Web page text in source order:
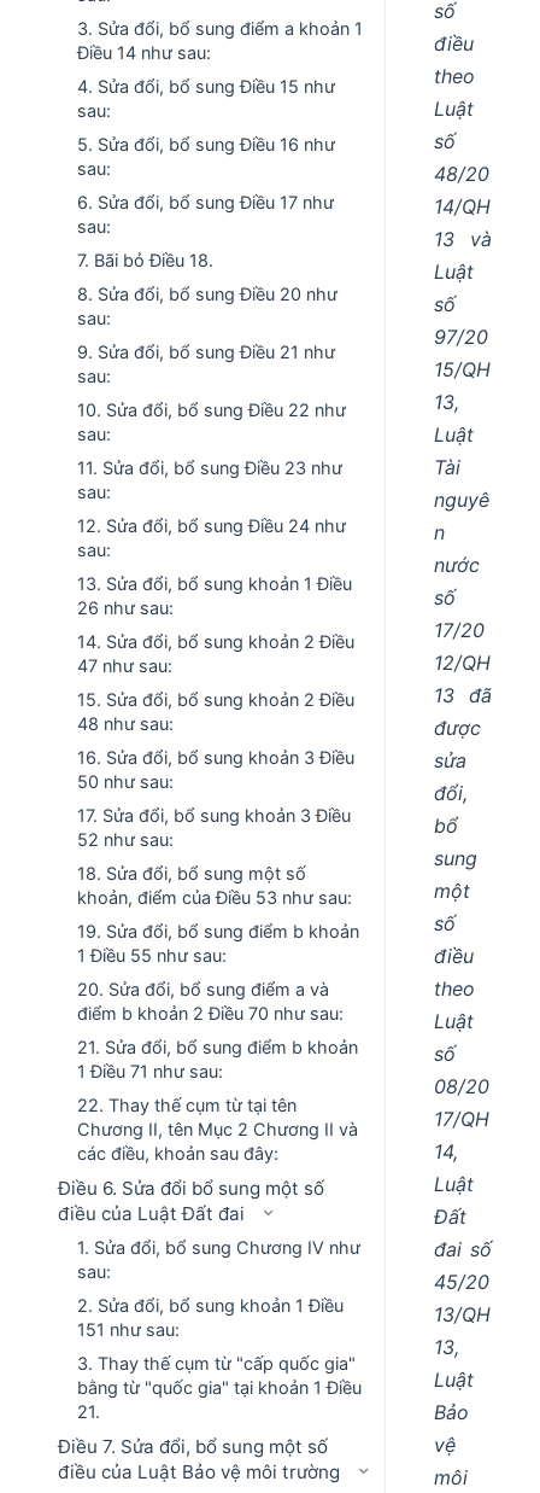
3. Sửa đổi, bổ sung điểm a khoản 1
Điều 14 như sau:
4. Sửa đổi, bổ sung Điều 15 như
sau:
5. Sửa đổi, bổ sung Điều 16 như
sau:
6. Sửa đổi, bổ sung Điều 17 như
sau:
7. Bãi bỏ Điều 18.
8. Sửa đổi, bổ sung Điều 20 như
sau:
9. Sửa đổi, bổ sung Điều 21 như
sau:
10. Sửa đổi, bổ sung Điều 22 như
sau:
11. Sửa đổi, bổ sung Điều 23 như
sau:
12. Sửa đổi, bổ sung Điều 24 như
sau:
13. Sửa đổi, bổ sung khoản 1 Điều
26 như sau:
14. Sửa đổi, bổ sung khoản 2 Điều
47 như sau:
15. Sửa đổi, bổ sung khoản 2 Điều
48 như sau:
16. Sửa đổi, bổ sung khoản 3 Điều
50 như sau:
17. Sửa đổi, bổ sung khoản 3 Điều
52 như sau:
18. Sửa đổi, bổ sung một số
khoản, điểm của Điều 53 như sau:
19. Sửa đổi, bổ sung điểm b khoản
1 Điều 55 như sau:
20. Sửa đổi, bổ sung điểm a và
điểm b khoản 2 Điều 70 như sau:
21. Sửa đổi, bổ sung điểm b khoản
1 Điều 71 như sau:
22. Thay thế cụm từ tại tên
Chương II, tên Mục 2 Chương II và
các điều, khoản sau đây:
Điều 6. Sửa đổi bổ sung một số
điều của Luật Đất đai
1. Sửa đổi, bổ sung Chương IV như
sau:
2. Sửa đổi, bổ sung khoản 1 Điều
151 như sau:
3. Thay thế cụm từ "cấp quốc gia"
bằng từ "quốc gia" tại khoản 1 Điều
21.
Điều 7. Sửa đổi, bổ sung một số
điều của Luật Bảo vệ môi trường
số
điều
theo
Luật
số
48/20
14/QH
13 và
Luật
số
97/20
15/QH
13,
Luật
Tài
nguyê
n
nước
số
17/20
12/QH
13 đã
được
sửa
đổi,
bổ
sung
một
số
điều
theo
Luật
số
08/20
17/QH
14,
Luật
Đất
đai số
45/20
13/QH
13,
Luật
Bảo
vệ
môi